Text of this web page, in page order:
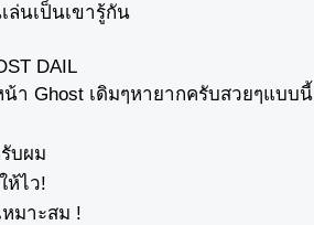
ล่นเป็นเขารู้กัน
DAIL
า Ghost เดิมๆหายากครับสวยๆแบบนี้
บผม
ห้ไว!
มาะสม !